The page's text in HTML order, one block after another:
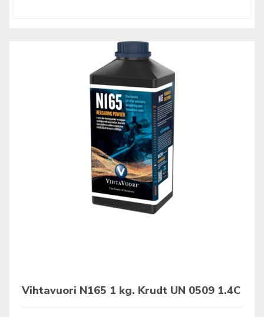
Vihtavuori N165 1 kg. Krudt UN 0509 1.4C